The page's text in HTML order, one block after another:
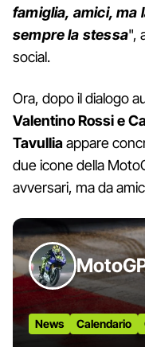
famiglia, amici, ma
sempre la stessa",
social.
Ora, dopo il dialogo
Valentino Rossi e
Tavulliaappare
due icone della
avversari, ma da
News Calendario